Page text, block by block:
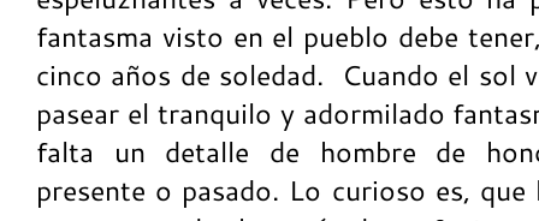
fantasma visto en el pueblo debe
cinco años de soledad. Cuando el sol
pasear el tranquilo y adormilado
falta un detalle de hombre de
presente o pasado. Lo curioso es,